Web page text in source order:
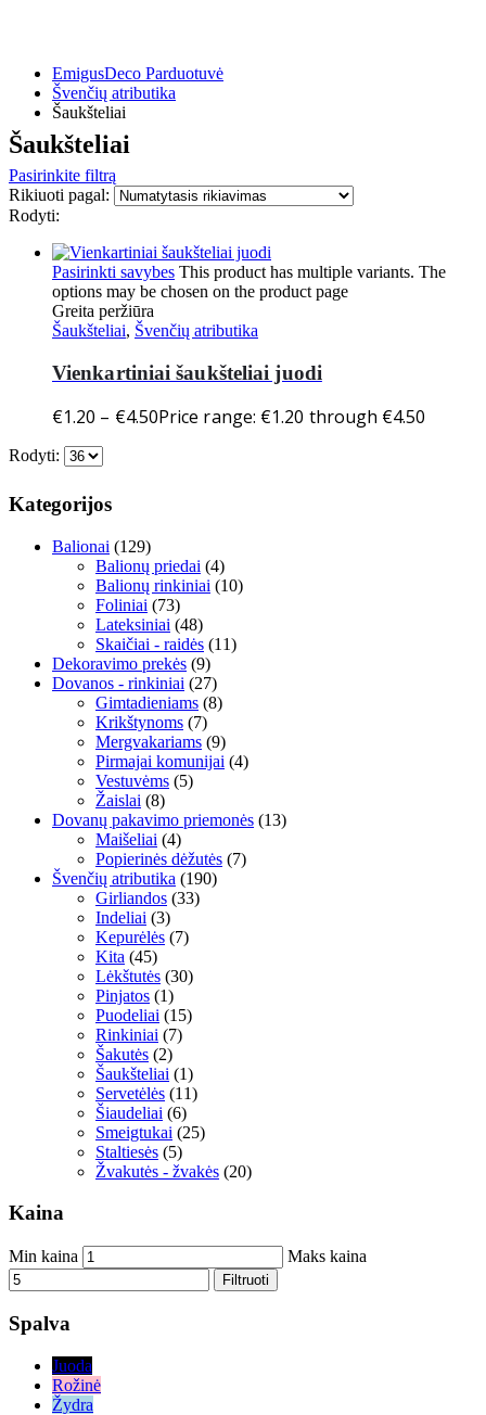
EmigusDeco Parduotuvė
Švenčių atributika
Šaukšteliai
Šaukšteliai
Pasirinkite filtrą
Rikiuoti pagal:
Rodyti:
Pasirinkti savybes This product has multiple variants. The
options may be chosen on the product page
Greita peržiūra
Šaukšteliai, Švenčių atributika
Vienkartiniai šaukšteliai juodi
€1.20 – €4.50Price range: €1.20 through €4.50
Rodyti:
Kategorijos
Balionai (129)
Balionų priedai (4)
Balionų rinkiniai (10)
Foliniai (73)
Lateksiniai (48)
Skaičiai - raidės (11)
Dekoravimo prekės (9)
Dovanos - rinkiniai (27)
Gimtadieniams (8)
Krikštynoms (7)
Mergvakariams (9)
Pirmajai komunijai (4)
Vestuvėms (5)
Žaislai (8)
Dovanų pakavimo priemonės (13)
Maišeliai (4)
Popierinės dėžutės (7)
Švenčių atributika (190)
Girliandos (33)
Indeliai (3)
Kepurėlės (7)
Kita (45)
Lėkštutės (30)
Pinjatos (1)
Puodeliai (15)
Rinkiniai (7)
Šakutės (2)
Šaukšteliai (1)
Servetėlės (11)
Šiaudeliai (6)
Smeigtukai (25)
Staltiesės (5)
Žvakutės - žvakės (20)
Kaina
Min kaina Maks kaina
Filtruoti
Spalva
Juoda
Rožinė
Žydra